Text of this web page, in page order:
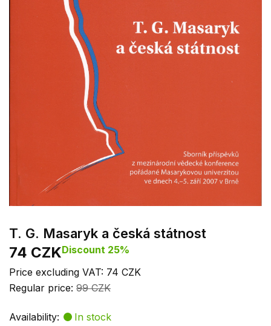
T. G. Masaryk a česká státnost
74 CZKDiscount 25%
Price excluding VAT: 74 CZK
Regular price: 99 CZK
Availability:
In stock